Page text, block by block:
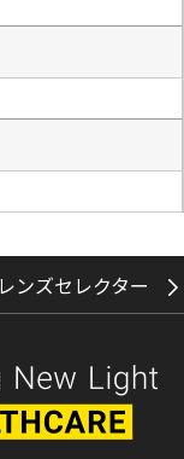
ンズセレクター